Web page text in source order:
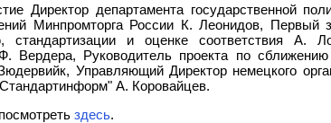
Директор департамента государственной
Минпромторга России К. Леонидов,
стандартизации и оценке соответствия А.
Вердера, Руководитель проекта по
Управляющий Директор немецкого
А. Коровайцев.
здесь.